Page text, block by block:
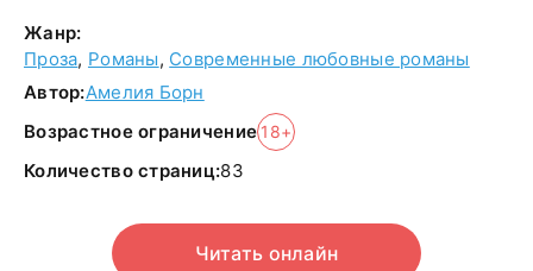
Жанр:
Проза, Романы, Современные любовные романы
Автор:Амелия Борн
Возрастное ограничение 18+
Количество страниц:83
Читать онлайн